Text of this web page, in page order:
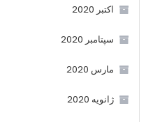
اکتبر 2020
سپتامبر 2020
مارس 2020
ژانویه 2020